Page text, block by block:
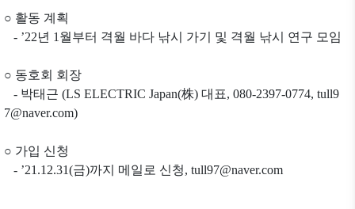
○ 활동 계획
- ’22년 1 월부터 격월 바다 낚시 가기 및 격월 낚시 연구 모임
○ 동호회 회장
- 박태근 (LS ELECTRIC Japan(株) 대표, 080-2397-0774, tull9
7@naver.com)
○ 가입 신청
- ’21.12.31(금)까지 메일로 신청, tull97@naver.com